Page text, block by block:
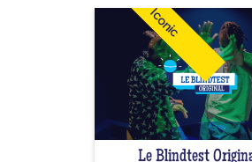
Iconic
Le Blindtest